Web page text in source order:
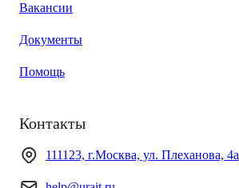
Вакансии
Документы
Помощь
Контакты
111123, г.Москва, ул. Плеханова, 4а